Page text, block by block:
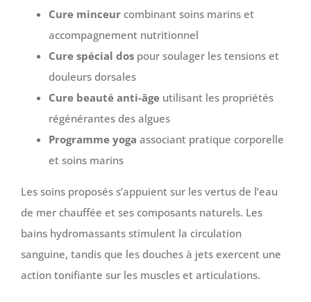
Cure minceurcombinant soins marins et
accompagnement nutritionnel
Cure spécial dospour soulager les tensions et
douleurs dorsales
Cure beauté anti-âgeutilisant les propriétés
régénérantes des algues
Programme yoga associant pratique corporelle
et soins marins
Les soins proposés s’appuient sur les vertus de l’eau
de mer chauffée et ses composants naturels. Les
bains hydromassants stimulent la circulation
sanguine, tandis que les douches à jets exercent une
action tonifiante sur les muscles et articulations.